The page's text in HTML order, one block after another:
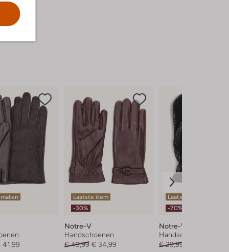
41,99
Laatste item
-30%
Notre-V
Handschoenen
€ 49,99 € 34,99
Laatste maten
-70%
Notre-V
Handschoenen
€ 29,99